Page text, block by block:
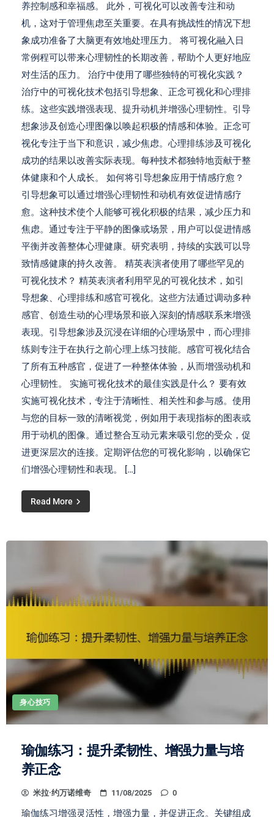
养控制感和幸福感。 此外，可视化可以改善专注和动
机，这对于管理焦虑至关重要。在具有挑战性的情况下想
象成功准备了大脑更有效地处理压力。 将可视化融入日
常例程可以带来心理韧性的长期改善，帮助个人更好地应
对生活的压力。 治疗中使用了哪些独特的可视化实践？
治疗中的可视化技术包括引导想象、正念可视化和心理排
练。这些实践增强表现、提升动机并增强心理韧性。引导
想象涉及创造心理图像以唤起积极的情感和体验。正念可
视化专注于当下和意识，减少焦虑。心理排练涉及可视化
成功的结果以改善实际表现。每种技术都独特地贡献于整
体健康和个人成长。 如何将引导想象应用于情感疗愈？
引导想象可以通过增强心理韧性和动机有效促进情感疗
愈。这种技术使个人能够可视化积极的结果，减少压力和
焦虑。通过专注于平静的图像或场景，用户可以促进情感
平衡并改善整体心理健康。研究表明，持续的实践可以导
致情感健康的持久改善。 精英表演者使用了哪些罕见的
可视化技术？ 精英表演者利用罕见的可视化技术，如引
导想象、心理排练和感官可视化。这些方法通过调动多种
感官、创造生动的心理场景和嵌入深刻的情感联系来增强
表现。引导想象涉及沉浸在详细的心理场景中，而心理排
练则专注于在执行之前心理上练习技能。感官可视化结合
了所有五种感官，促进了一种整体体验，从而增强动机和
心理韧性。 实施可视化技术的最佳实践是什么？ 要有效
实施可视化技术，专注于清晰性、相关性和参与感。使用
与您的目标一致的清晰视觉，例如用于表现指标的图表或
用于动机的图像。通过整合互动元素来吸引您的受众，促
进更深层次的连接。定期评估您的可视化影响，以确保它
们增强心理韧性和表现。 […]
Read More
身心技巧
瑜伽练习：提升柔韧性、增强力量与培
养正念
米拉·约万诺维奇 11/08/2025 0
瑜伽练习增强灵活性，增强力量，并促进正念。关键组成